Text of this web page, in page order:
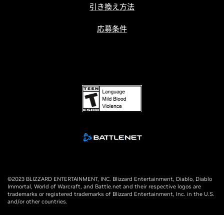
引き換え方法
応募条件
©2023 BLIZZARD ENTERTAINMENT, INC. Blizzard Entertainment, Diablo, Diablo
Immortal, World of Warcraft, and Battle.net and their respective logos are
trademarks or registered trademarks of Blizzard Entertainment, Inc. in the U.S.
and/or other countries.